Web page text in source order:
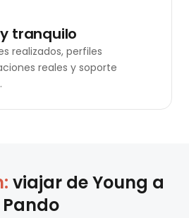
tranquilo
realizados, perfiles
reales y soporte
viajar deYoung a
Pando